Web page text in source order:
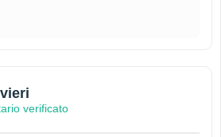
verificato